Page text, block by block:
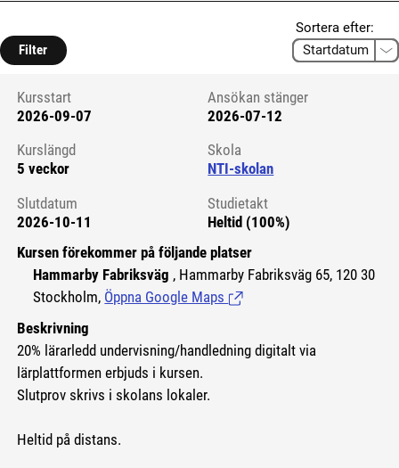
Filter
Sortera efter:
Kursstart 6065164
Kursstart
2026-09-07
Ansökan stänger
2026-07-12
Kurslängd
5 veckor
Skola
NTI-skolan
Slutdatum
2026-10-11
Studietakt
Heltid (100%)
Kursen förekommer på följande platser
Hammarby Fabriksväg , Hammarby Fabriksväg 65, 120 30
Stockholm, Öppna Google Maps (Länk till extern sida.)
Beskrivning
20% lärarledd undervisning/handledning digitalt via
lärplattformen erbjuds i kursen.
Slutprov skrivs i skolans lokaler.
Heltid på distans.